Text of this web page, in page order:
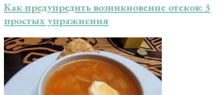
Как предупредить возникновение отеков: 3
простых упражнения